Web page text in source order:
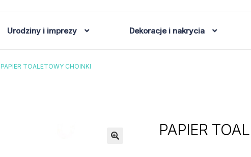
Urodziny i imprezy Dekoracje i nakrycia
PAPIER TOALETOWY CHOINKI
PAPIER